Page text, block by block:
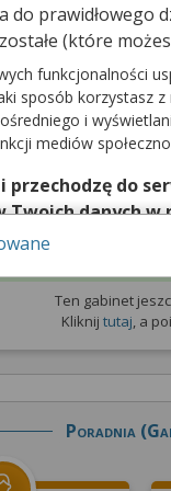
udostępnia
prywatnymi
Ten gabinet
Kliknijtutaj, a
Poradnia
do prawidłowego
(które
funkcjonalności
sposób korzystasz z
i
mediów
przechodzę do
danych w
zgody jest
na
lub chcesz